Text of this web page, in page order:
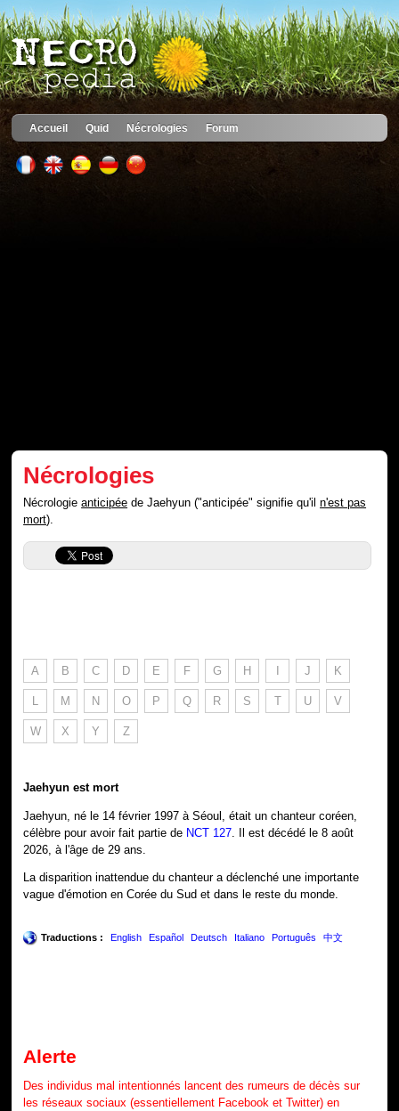
Accueil Quid Nécrologies Forum
Nécrologies
Nécrologieanticipée de Jaehyun ("anticipée" signifie qu'iln'est pas
mort).
A B C D E F G H I J K
L M N O P Q R S T U V
W X Y Z
Jaehyun est mort
Jaehyun, né le 14 février 1997 à Séoul, était un chanteur coréen,
célèbre pour avoir fait partie de NCT 127 . Il est décédé le 8 août
2026, à l'âge de 29 ans.
La disparition inattendue du chanteur a déclenché une importante
vague d'émotion en Corée du Sud et dans le reste du monde.
Traductions : English Español Deutsch Italiano Português 中文
Alerte
Des individus mal intentionnés lancent des rumeurs de décès sur
les réseaux sociaux (essentiellement Facebook et Twitter) en